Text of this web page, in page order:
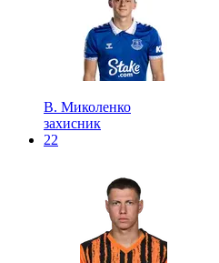
В. Миколенко
захисник
22